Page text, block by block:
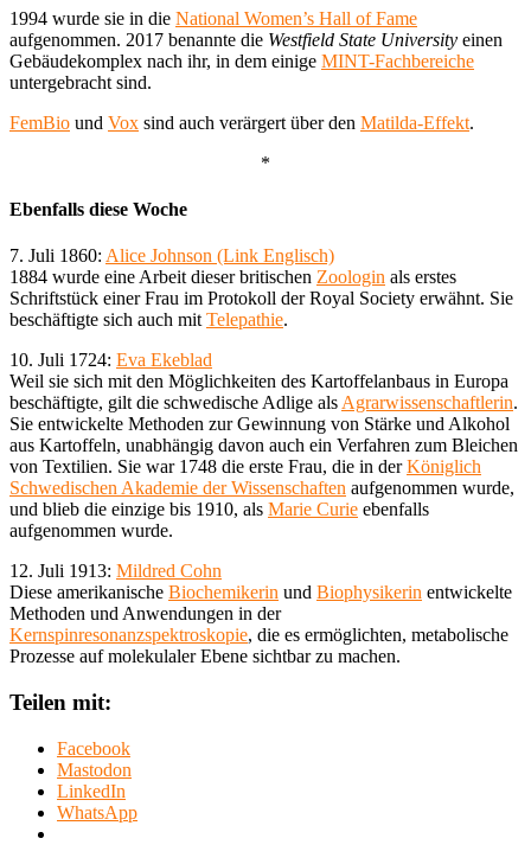
1994 wurde sie in die National Women’s Hall of Fame
aufgenommen. 2017 benannte die Westfield State University einen
Gebäudekomplex nach ihr, in dem einige MINT-Fachbereiche
untergebracht sind.
FemBio und Vox sind auch verärgert über den Matilda-Effekt.
*
Ebenfalls diese Woche
7. Juli 1860: Alice Johnson (Link Englisch)
1884 wurde eine Arbeit dieser britischen Zoologin als erstes
Schriftstück einer Frau im Protokoll der Royal Society erwähnt. Sie
beschäftigte sich auch mit Telepathie.
10. Juli 1724: Eva Ekeblad
Weil sie sich mit den Möglichkeiten des Kartoffelanbaus in Europa
beschäftigte, gilt die schwedische Adlige als Agrarwissenschaftlerin.
Sie entwickelte Methoden zur Gewinnung von Stärke und Alkohol
aus Kartoffeln, unabhängig davon auch ein Verfahren zum Bleichen
von Textilien. Sie war 1748 die erste Frau, die in derKöniglich
Schwedischen Akademie der Wissenschaften aufgenommen wurde,
und blieb die einzige bis 1910, als Marie Curie ebenfalls
aufgenommen wurde.
12. Juli 1913: Mildred Cohn
Diese amerikanische Biochemikerin und Biophysikerin entwickelte
Methoden und Anwendungen in der
Kernspinresonanzspektroskopie, die es ermöglichten, metabolische
Prozesse auf molekulaler Ebene sichtbar zu machen.
Teilen mit:
Facebook
Mastodon
LinkedIn
WhatsApp